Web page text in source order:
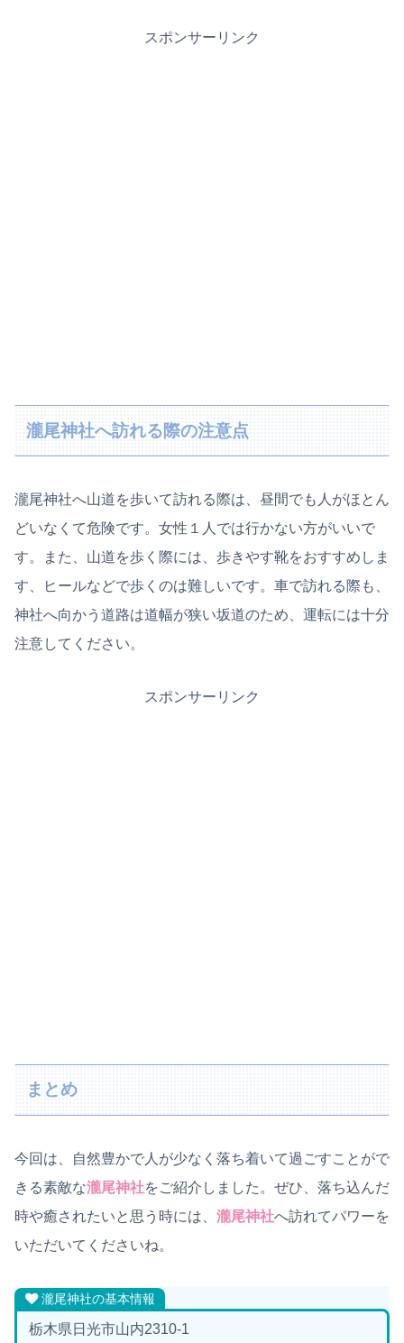
スポンサーリンク
瀧尾神社へ訪れる際の注意点
瀧尾神社へ山道を歩いて訪れる際は、昼間でも人がほとん
どいなくて危険です。女性１人では行かない方がいいで
す。また、山道を歩く際には、歩きやす靴をおすすめしま
す、ヒールなどで歩くのは難しいです。車で訪れる際も、
神社へ向かう道路は道幅が狭い坂道のため、運転には十分
注意してください。
スポンサーリンク
まとめ
今回は、自然豊かで人が少なく落ち着いて過ごすことがで
きる素敵な瀧尾神社をご紹介しました。ぜひ、落ち込んだ
時や癒されたいと思う時には、 瀧尾神社へ訪れてパワーを
いただいてくださいね。
瀧尾神社の基本情報
栃木県日光市山内2310-1